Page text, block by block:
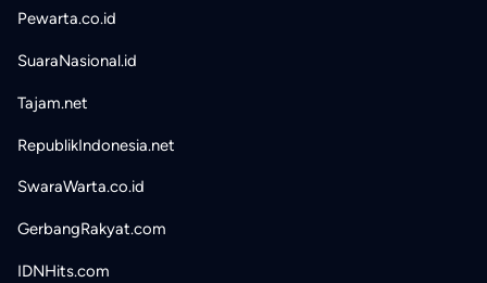
Pewarta.co.id
SuaraNasional.id
Tajam.net
RepublikIndonesia.net
SwaraWarta.co.id
GerbangRakyat.com
IDNHits.com